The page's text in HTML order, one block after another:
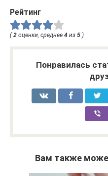
Рейтинг
( 2 оценки, среднее 4 из 5 )
Понравилась
Вам также